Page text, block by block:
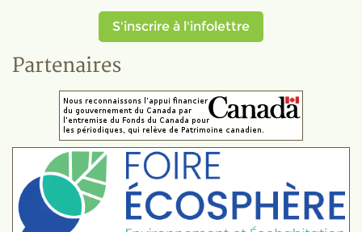
S'inscrire à l'infolettre
Partenaires